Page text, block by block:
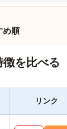
め順
を比べる
リンク